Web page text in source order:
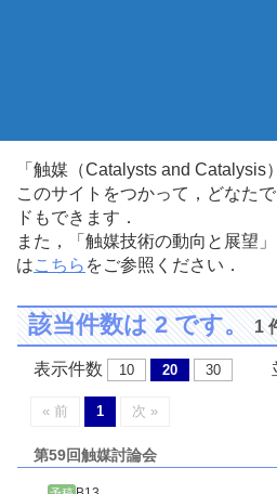
「触媒（Catalysts and
このサイトをつかって，どなた
ドもできます．
また，「触媒技術の動向と展望
はこちら をご参照ください．
該当件数は 2 です。1
表示件数 10 20 30 並
« 前 1 次 »
第59回触媒討論会